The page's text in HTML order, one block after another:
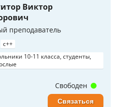
Виктор
преподаватель
c++
10-11 класса, студенты,
Свободен
Связаться